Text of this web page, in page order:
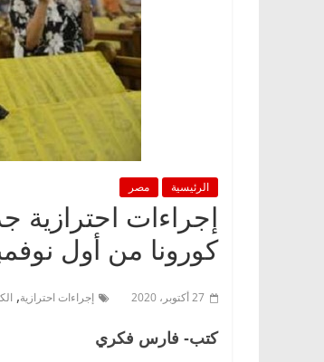
الرئيسية مصر
إجراءات احترازية
كورونا من أول
27 أكتوبر، 2020 إجراءات احترازية,
كتب- فارس فكري